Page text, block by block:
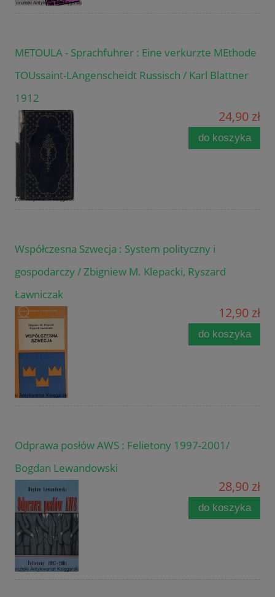
METOULA - Sprachfuhrer : Eine verkurzte MEthode
TOUssaint-LAngenscheidt Russisch / Karl Blattner
1912
24,90 zł
do koszyka
Współczesna Szwecja : System polityczny i
gospodarczy / Zbigniew M. Klepacki, Ryszard
Ławniczak
12,90 zł
do koszyka
Odprawa posłów AWS : Felietony 1997-2001/
Bogdan Lewandowski
28,90 zł
do koszyka